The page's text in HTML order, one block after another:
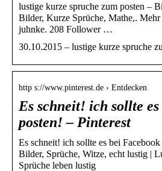
lustige kurze spruche zum posten –
Bilder, Kurze Sprüche, Mathe,.
juhnke. 208 Follower …
30.10.2015 – lustige kurze spruche
http s://www.pinterest.de › Entdecken
Es schneit! ich sollte
posten! – Pinterest
Es schneit! ich sollte es bei
Bilder, Sprüche, Witze, echt lustig |
Sprüche leben lustig